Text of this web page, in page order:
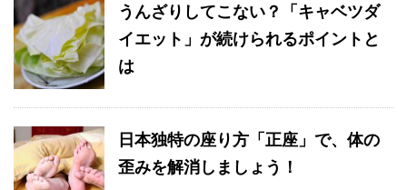
うんざりしてこない？「キャベツダ
イエット」が続けられるポイントと
は
日本独特の座り方「正座」で、体の
歪みを解消しましょう！